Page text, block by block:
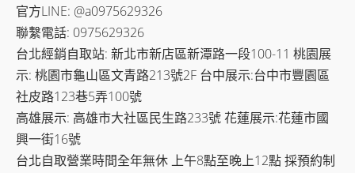
官方LINE: @a0975629326
聯繫電話: 0975629326
台北經銷自取站: 新北市新店區新潭路一段100-11 桃園展
示: 桃園市龜山區文青路213號2F 台中展示:台中市豐園區
社皮路123巷5弄100號
高雄展示: 高雄市大社區民生路233號 花蓮展示:花蓮市國
興一街16號
台北自取營業時間全年無休 上午8點至晚上12點 採預約制